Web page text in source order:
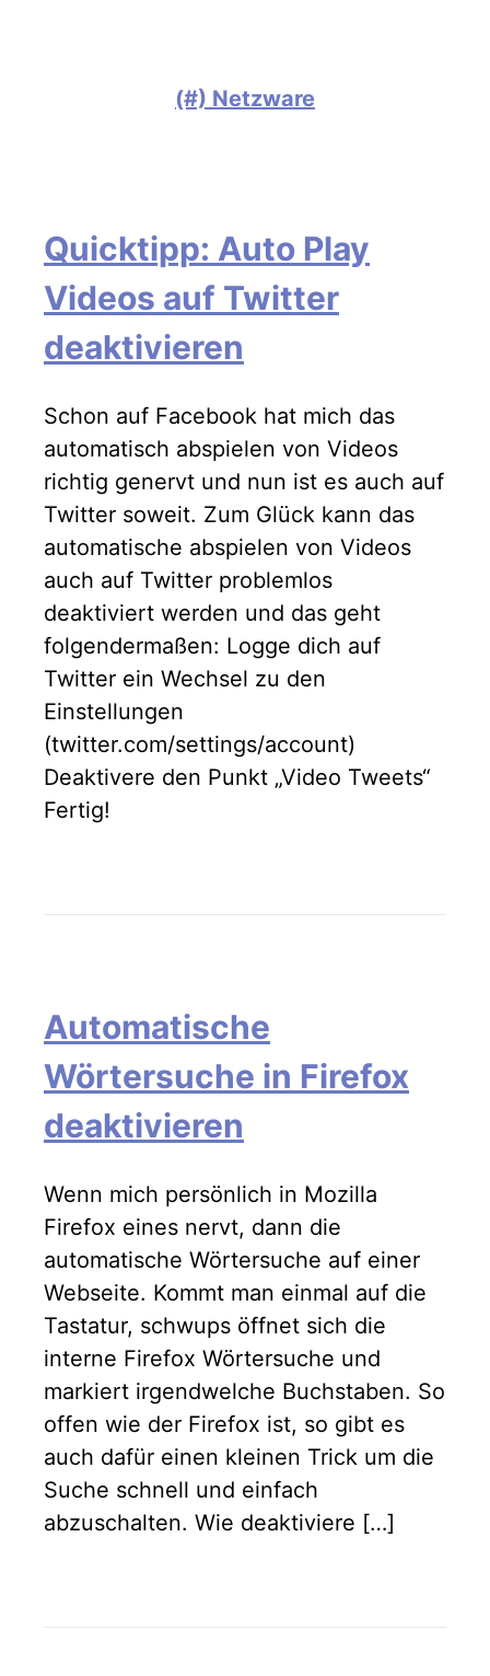
(#) Netzware
Quicktipp: Auto Play
Videos auf Twitter
deaktivieren
Schon auf Facebook hat mich das
automatisch abspielen von Videos
richtig genervt und nun ist es auch auf
Twitter soweit. Zum Glück kann das
automatische abspielen von Videos
auch auf Twitter problemlos
deaktiviert werden und das geht
folgendermaßen: Logge dich auf
Twitter ein Wechsel zu den
Einstellungen
(twitter.com/settings/account)
Deaktivere den Punkt „Video Tweets“
Fertig!
Automatische
Wörtersuche in Firefox
deaktivieren
Wenn mich persönlich in Mozilla
Firefox eines nervt, dann die
automatische Wörtersuche auf einer
Webseite. Kommt man einmal auf die
Tastatur, schwups öffnet sich die
interne Firefox Wörtersuche und
markiert irgendwelche Buchstaben. So
offen wie der Firefox ist, so gibt es
auch dafür einen kleinen Trick um die
Suche schnell und einfach
abzuschalten. Wie deaktiviere […]